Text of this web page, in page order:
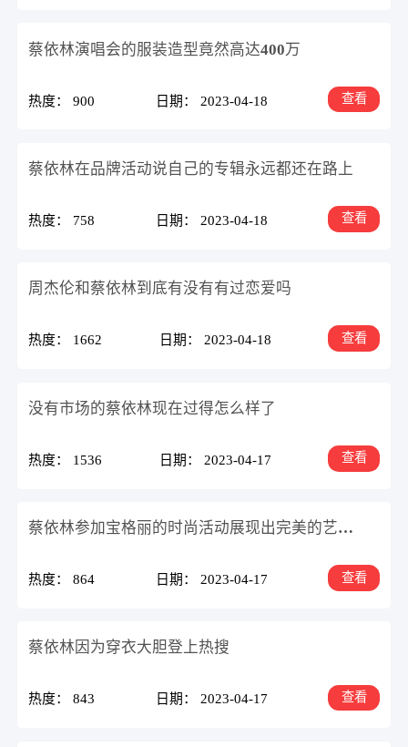
蔡依林演唱会的服装造型竟然高达400万
热度： 900 日期： 2023-04-18 查看
蔡依林在品牌活动说自己的专辑永远都还在路上
热度： 758 日期： 2023-04-18 查看
周杰伦和蔡依林到底有没有有过恋爱吗
热度： 1662 日期： 2023-04-18 查看
没有市场的蔡依林现在过得怎么样了
热度： 1536 日期： 2023-04-17 查看
蔡依林参加宝格丽的时尚活动展现出完美的艺术魅力
热度： 864 日期： 2023-04-17 查看
蔡依林因为穿衣大胆登上热搜
热度： 843 日期： 2023-04-17 查看